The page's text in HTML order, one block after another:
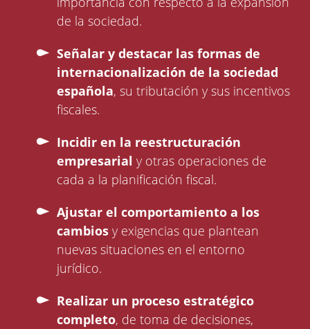
de la sociedad.
Señalar y destacar las formas de
internacionalización de la sociedad
española, su tributación y sus incentivos
fiscales.
Incidir en la reestructuración
empresarial y otras operaciones de
cada a la planificación fiscal.
Ajustar el comportamiento a los
cambiosy exigencias que plantean
nuevas situaciones en el entorno
jurídico.
Realizar un proceso estratégico
completo, de toma de decisiones,